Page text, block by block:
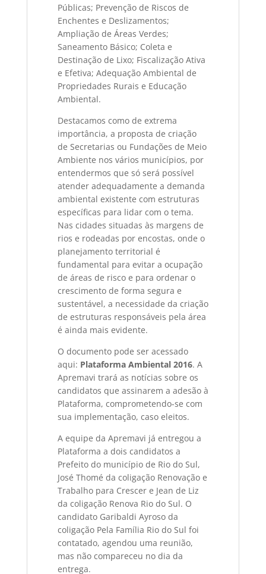
Públicas; Prevenção de Riscos de
Enchentes e Deslizamentos;
Ampliação de Áreas Verdes;
Saneamento Básico; Coleta e
Destinação de Lixo; Fiscalização Ativa
e Efetiva; Adequação Ambiental de
Propriedades Rurais e Educação
Ambiental.
Destacamos como de extrema
importância, a proposta de criação
de Secretarias ou Fundações de Meio
Ambiente nos vários municípios, por
entendermos que só será possível
atender adequadamente a demanda
ambiental existente com estruturas
específicas para lidar com o tema.
Nas cidades situadas às margens de
rios e rodeadas por encostas, onde o
planejamento territorial é
fundamental para evitar a ocupação
de áreas de risco e para ordenar o
crescimento de forma segura e
sustentável, a necessidade da criação
de estruturas responsáveis pela área
é ainda mais evidente.
O documento pode ser acessado
aqui: Plataforma Ambiental 2016. A
Apremavi trará as notícias sobre os
candidatos que assinarem a adesão à
Plataforma, comprometendo-se com
sua implementação, caso eleitos.
A equipe da Apremavi já entregou a
Plataforma a dois candidatos a
Prefeito do município de Rio do Sul,
José Thomé da coligação Renovação e
Trabalho para Crescer e Jean de Liz
da coligação Renova Rio do Sul. O
candidato Garibaldi Ayroso da
coligação Pela Família Rio do Sul foi
contatado, agendou uma reunião,
mas não compareceu no dia da
entrega.